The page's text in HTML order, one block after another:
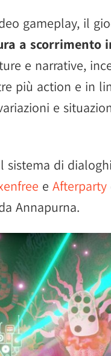
gameplay, il
a scorrimento
e narrative,
più action e in
e
sistema di
e Afterparty
Annapurna.